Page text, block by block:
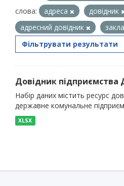
слова:
адреса
довідник
адресний довідник
Фільтрувати результати
Довідник
Набір даних містить ресурс
державне комунальне
XLSX